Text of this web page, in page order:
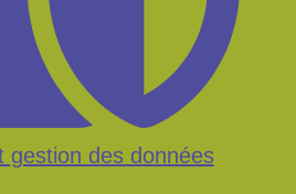
gestion des données